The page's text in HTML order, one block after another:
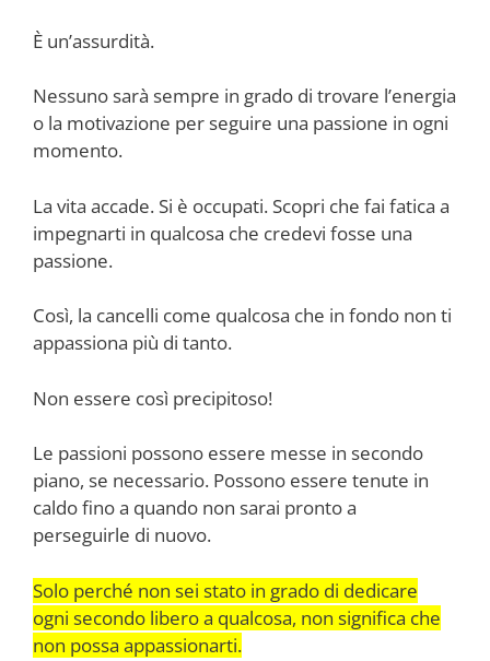
È un’assurdità.
Nessuno sarà sempre in grado di trovare l’energia
o la motivazione per seguire una passione in ogni
momento.
La vita accade. Si è occupati. Scopri che fai fatica a
impegnarti in qualcosa che credevi fosse una
passione.
Così, la cancelli come qualcosa che in fondo non ti
appassiona più di tanto.
Non essere così precipitoso!
Le passioni possono essere messe in secondo
piano, se necessario. Possono essere tenute in
caldo fino a quando non sarai pronto a
perseguirle di nuovo.
Solo perché non sei stato in grado di dedicare
ogni secondo libero a qualcosa, non significa che
non possa appassionarti.